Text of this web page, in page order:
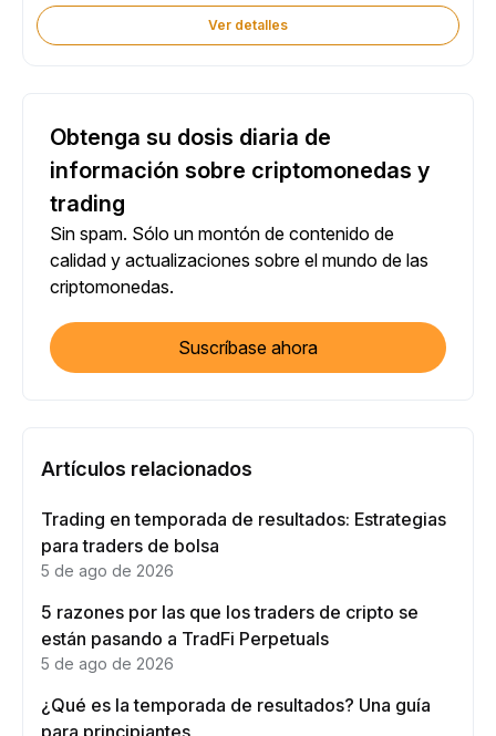
Ver detalles
Obtenga su dosis diaria de
información sobre criptomonedas y
trading
Sin spam. Sólo un montón de contenido de
calidad y actualizaciones sobre el mundo de las
criptomonedas.
Suscríbase ahora
Artículos relacionados
Trading en temporada de resultados: Estrategias
para traders de bolsa
5 de ago de 2026
5 razones por las que los traders de cripto se
están pasando a TradFi Perpetuals
5 de ago de 2026
¿Qué es la temporada de resultados? Una guía
para principiantes